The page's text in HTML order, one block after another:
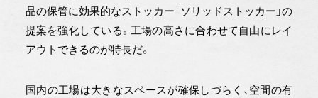
品の保管に効果的なストッカー「ソリッドストッカー」の
提案を強化している。工場の高さに合わせて自由にレイ
アウトできるのが特長だ。
国内の工場は大きなスペースが確保しづらく、空間の有